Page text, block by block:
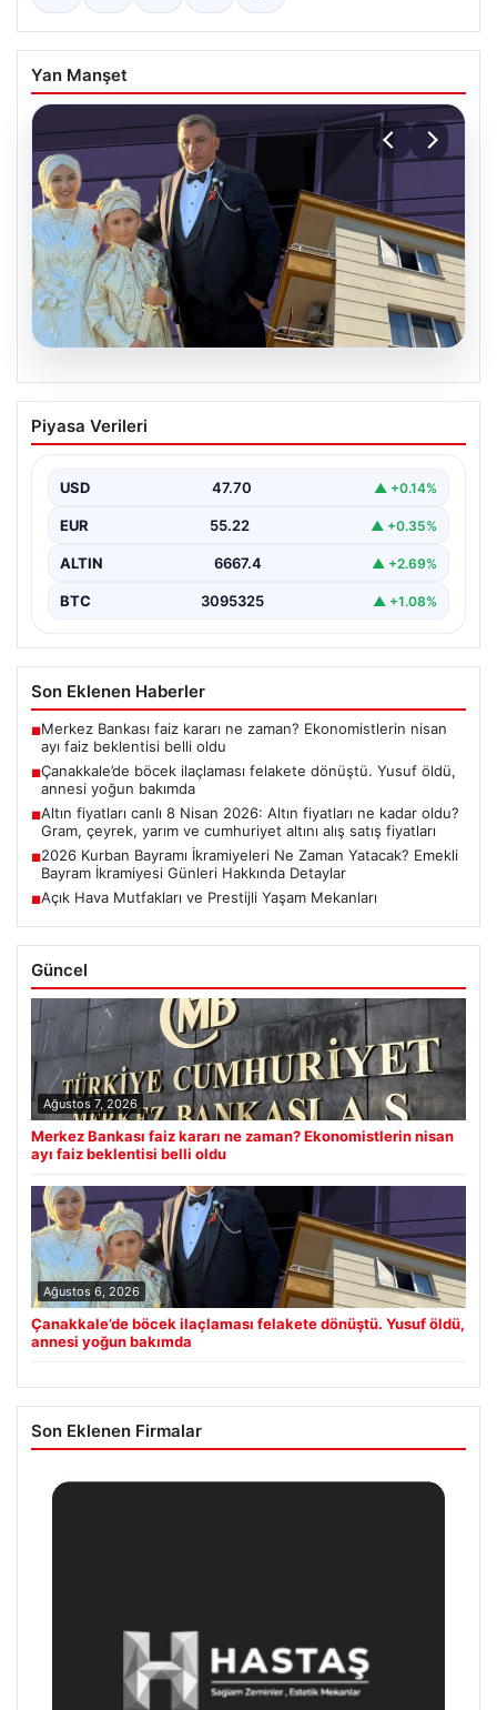
Yan Manşet
06.08.2026
Çanakkale’de böcek ilaçlaması felakete
dönüştü. Yusuf öldü, annesi yoğun
Piyasa Verileri
USD 47.70 ▲ +0.14%
EUR 55.22 ▲ +0.35%
ALTIN 6667.4 ▲ +2.69%
BTC 3095325 ▲ +1.08%
Son Eklenen Haberler
■Merkez Bankası faiz kararı ne zaman? Ekonomistlerin nisan
ayı faiz beklentisi belli oldu
■Çanakkale’de böcek ilaçlaması felakete dönüştü. Yusuf öldü,
annesi yoğun bakımda
■Altın fiyatları canlı 8 Nisan 2026: Altın fiyatları ne kadar oldu?
Gram, çeyrek, yarım ve cumhuriyet altını alış satış fiyatları
■2026 Kurban Bayramı İkramiyeleri Ne Zaman Yatacak? Emekli
Bayram İkramiyesi Günleri Hakkında Detaylar
■Açık Hava Mutfakları ve Prestijli Yaşam Mekanları
Güncel
Ağustos 7, 2026
Merkez Bankası faiz kararı ne zaman? Ekonomistlerin nisan
ayı faiz beklentisi belli oldu
Ağustos 6, 2026
Çanakkale’de böcek ilaçlaması felakete dönüştü. Yusuf öldü,
annesi yoğun bakımda
Son Eklenen Firmalar